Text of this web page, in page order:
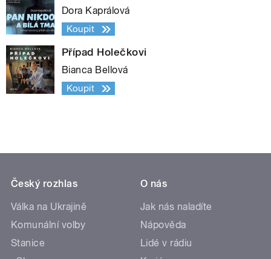
Dora Kaprálová
Koupit
Případ Holečkovi
Bianca Bellová
Koupit
Český rozhlas
Válka na Ukrajině
Komunální volby
Stanice
O nás
Jak nás naladíte
Nápověda
Lidé v rádiu